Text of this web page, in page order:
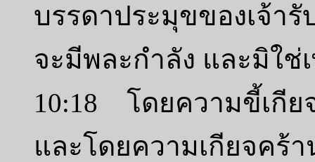
บรรดาประมุขของเจ้า
จะมีพละกำลัง และมิใช่
10:18 โดยความขี้เกี
และโดยความเกียจคร้